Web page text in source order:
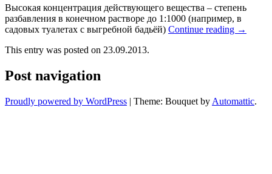
Высокая концентрация действующего вещества – степень
разбавления в конечном растворе до 1:1000 (например, в
садовых туалетах с выгребной бадьёй) Continue reading →
This entry was posted on 23.09.2013.
Post navigation
Proudly powered by WordPress | Theme: Bouquet by Automattic.